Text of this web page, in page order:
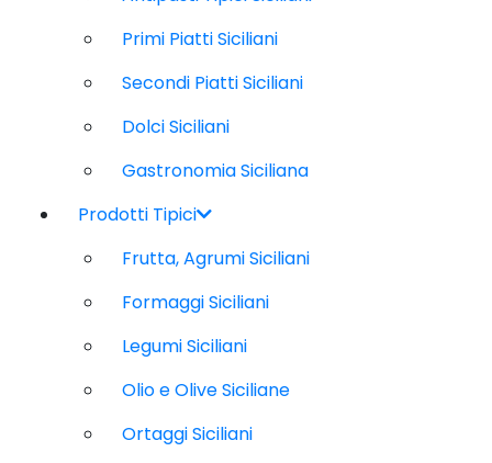
Primi Piatti Siciliani
Secondi Piatti Siciliani
Dolci Siciliani
Gastronomia Siciliana
Prodotti Tipici
Frutta, Agrumi Siciliani
Formaggi Siciliani
Legumi Siciliani
Olio e Olive Siciliane
Ortaggi Siciliani